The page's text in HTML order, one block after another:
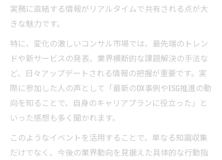
主要コンサルファームの違いを知るイベン
東京都で効率良くファーム比較するコンサ
ル術
コンサル業界イベントで企業研究を深める
イベント参加がコンサル選びに役立つ理由
実務に直結する情報がリアルタイムで共有される点が大
きな魅力です。
特に、変化の激しいコンサル市場では、最先端のトレン
ドや新サービスの発表、業界横断的な課題解決の手法な
ど、日々アップデートされる情報の把握が重要です。実
際に参加した人の声として「最新のDX事例やESG推進の動
向を知ることで、自身のキャリアプランに役立った」と
いった感想も多く聞かれます。
このようなイベントを活用することで、単なる知識収集
だけでなく、今後の業界動向を見据えた具体的な行動指